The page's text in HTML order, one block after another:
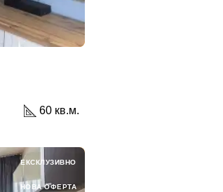
60 кв.м.
ЕКСКЛУЗИВНО
НОВА ОФЕРТА